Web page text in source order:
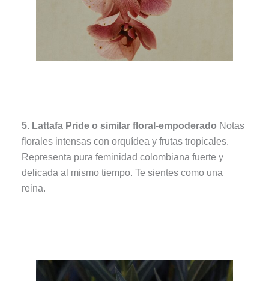
5. Lattafa Pride o similar floral-empoderado Notas
florales intensas con orquídea y frutas tropicales.
Representa pura feminidad colombiana fuerte y
delicada al mismo tiempo. Te sientes como una
reina.